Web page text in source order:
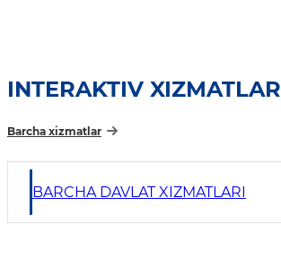
INTERAKTIV XIZMATLAR
Barcha xizmatlar
BARCHA DAVLAT XIZMATLARI